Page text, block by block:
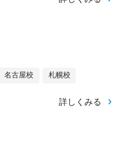
名古屋校 札幌校
詳しくみる